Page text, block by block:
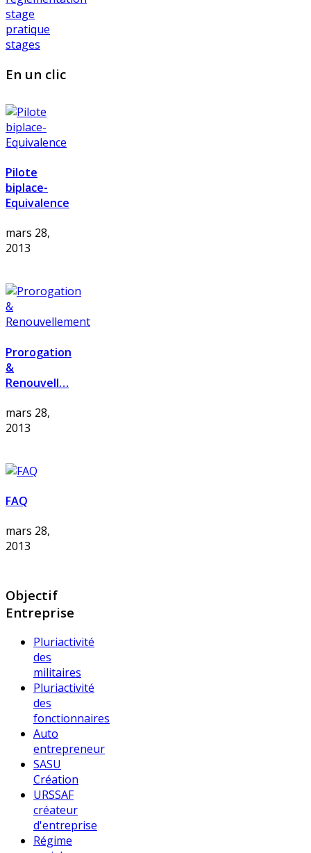
stage
pratique
stages
En un clic
Pilote
biplace-
Equivalence
mars 28,
2013
Prorogation
&
Renouvell…
mars 28,
2013
FAQ
mars 28,
2013
Objectif
Entreprise
Pluriactivité
des
militaires
Pluriactivité
des
fonctionnaires
Auto
entrepreneur
SASU
Création
URSSAF
créateur
d'entreprise
Régime